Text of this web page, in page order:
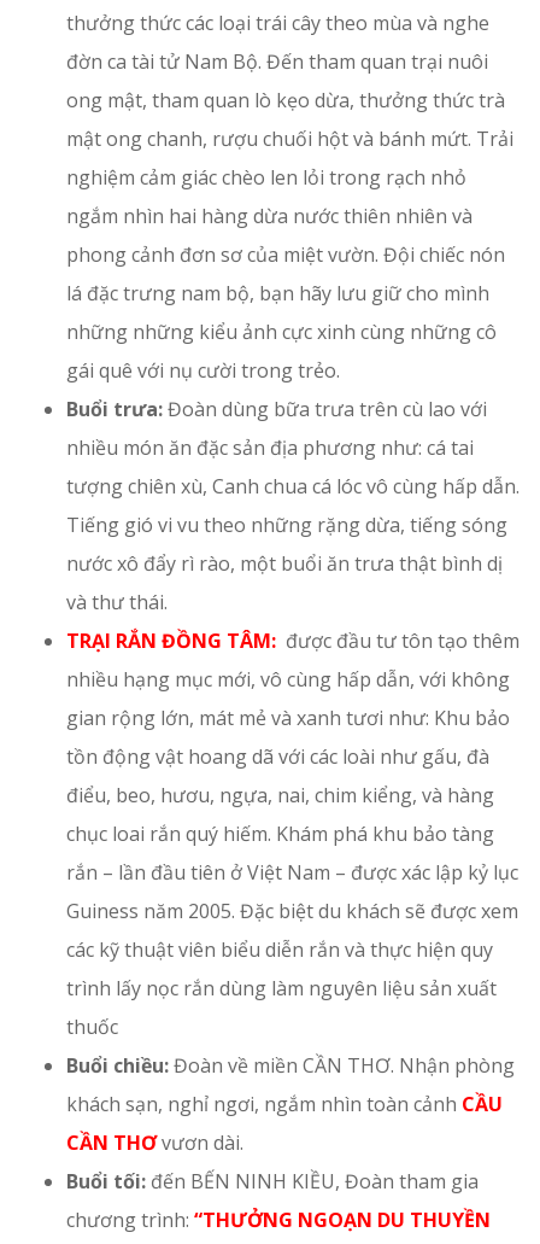
thưởng thức các loại trái cây theo mùa và nghe
đờn ca tài tử Nam Bộ. Đến tham quan trại nuôi
ong mật, tham quan lò kẹo dừa, thưởng thức trà
mật ong chanh, rượu chuối hột và bánh mứt. Trải
nghiệm cảm giác chèo len lỏi trong rạch nhỏ
ngắm nhìn hai hàng dừa nước thiên nhiên và
phong cảnh đơn sơ của miệt vườn. Đội chiếc nón
lá đặc trưng nam bộ, bạn hãy lưu giữ cho mình
những những kiểu ảnh cực xinh cùng những cô
gái quê với nụ cười trong trẻo.
Buổi trưa:Đoàn dùng bữa trưa trên cù lao với
nhiều món ăn đặc sản địa phương như: cá tai
tượng chiên xù, Canh chua cá lóc vô cùng hấp dẫn.
Tiếng gió vi vu theo những rặng dừa, tiếng sóng
nước xô đẩy rì rào, một buổi ăn trưa thật bình dị
và thư thái.
TRẠI RẮN ĐỒNG TÂM: được đầu tư tôn tạo thêm
nhiều hạng mục mới, vô cùng hấp dẫn, với không
gian rộng lớn, mát mẻ và xanh tươi như: Khu bảo
tồn động vật hoang dã với các loài như gấu, đà
điểu, beo, hươu, ngựa, nai, chim kiểng, và hàng
chục loai rắn quý hiếm. Khám phá khu bảo tàng
rắn – lần đầu tiên ở Việt Nam – được xác lập kỷ lục
Guiness năm 2005. Đặc biệt du khách sẽ được xem
các kỹ thuật viên biểu diễn rắn và thực hiện quy
trình lấy nọc rắn dùng làm nguyên liệu sản xuất
thuốc
Buổi chiều:Đoàn về miền CẦN THƠ. Nhận phòng
khách sạn, nghỉ ngơi, ngắm nhìn toàn cảnh CẦU
CẦN THƠvươn dài.
Buổi tối: đến BẾN NINH KIỀU, Đoàn tham gia
chương trình: “THƯỞNG NGOẠN DU THUYỀN